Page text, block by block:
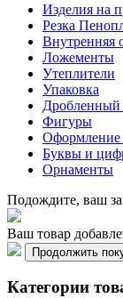
Изделия на
Резка
Внутренняя
Ложементы
Утеплители
Упаковка
Дробленный
Фигуры
Оформление
Буквы и
Орнаменты
Подождите, ваш
Ваш товар
Продолжить
Категории